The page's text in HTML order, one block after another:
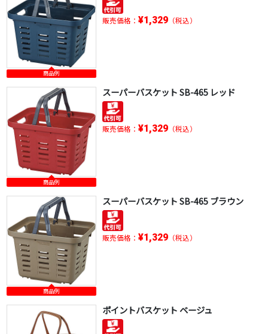
商品例
販売価格： ¥1,329（税込）
商品例
スーパーバスケット SB-465 レッド
販売価格： ¥1,329（税込）
商品例
スーパーバスケット SB-465 ブラウン
販売価格： ¥1,329（税込）
ポイントバスケット ベージュ